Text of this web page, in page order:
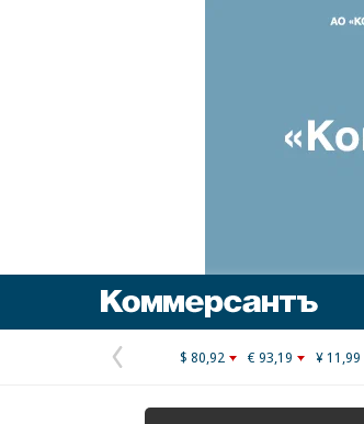
Предыдущая
страница
$ 80,92 € 93,19 ¥ 11,99